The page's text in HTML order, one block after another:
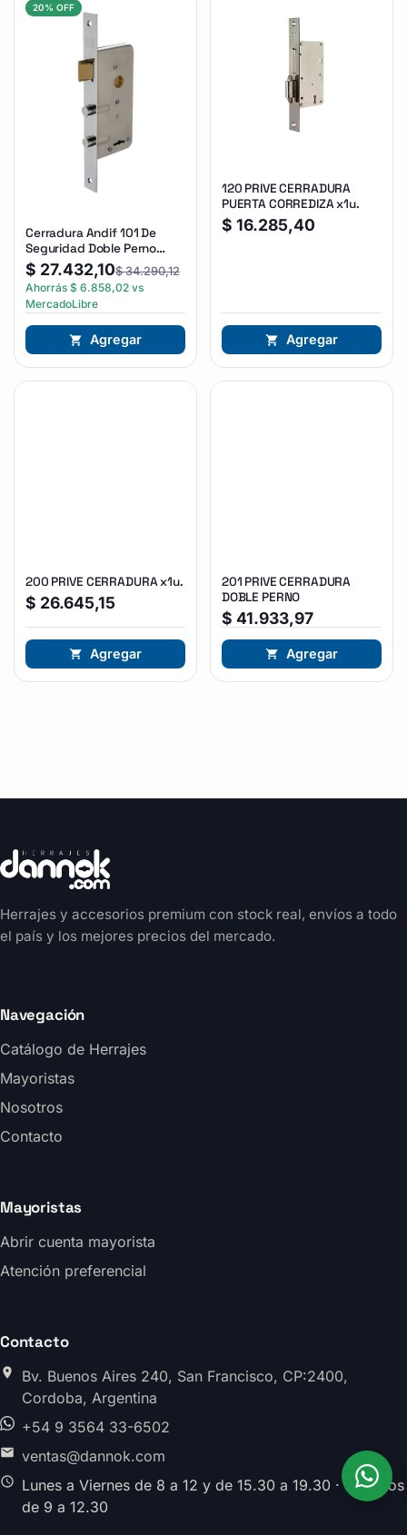
20% OFF
Cerradura Andif 101 De
Seguridad Doble Perno
Reforzada Plateado
$ 27.432,10$34.290,12
Ahorrás $ 6.858,02 vs
MercadoLibre
Agregar
120 PRIVE CERRADURA
PUERTA CORREDIZA x1u.
$ 16.285,40
Agregar
200 PRIVE CERRADURA x1u.
$ 26.645,15
Agregar
201 PRIVE CERRADURA
DOBLE PERNO
$ 41.933,97
Agregar
Herrajes y accesorios premium con stock real, envíos a todo
el país y los mejores precios del mercado.
Navegación
Catálogo de Herrajes
Mayoristas
Nosotros
Contacto
Mayoristas
Abrir cuenta mayorista
Atención preferencial
Contacto
Bv. Buenos Aires 240, San Francisco, CP:2400,
Cordoba, Argentina
+54 9 3564 33-6502
ventas@dannok.com
Lunes a Viernes de 8 a 12 y de 15.30 a 19.30 · Sabados
de 9 a 12.30